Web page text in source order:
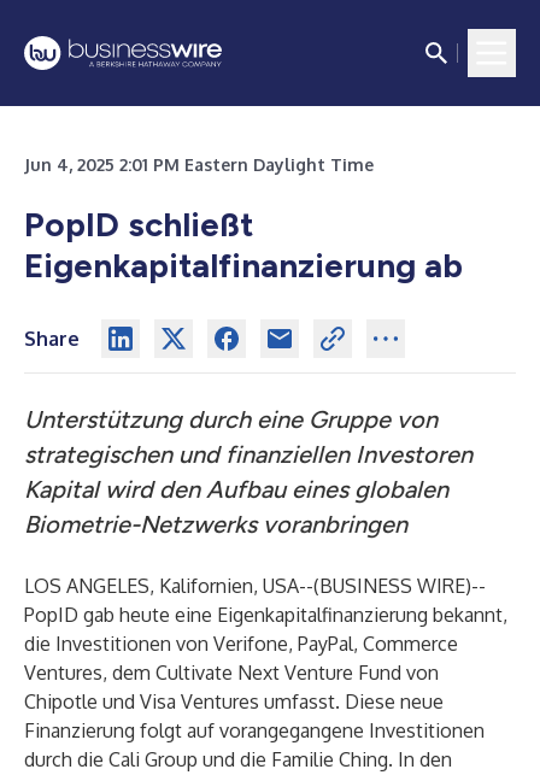
Jun 4, 2025 2:01 PM Eastern Daylight Time
PopID schließt
Eigenkapitalfinanzierung ab
Share
Unterstützung durch eine Gruppe von
strategischen und finanziellen Investoren
Kapital wird den Aufbau eines globalen
Biometrie-Netzwerks voranbringen
LOS ANGELES, Kalifornien, USA--(BUSINESS WIRE)--
PopID gab heute eine Eigenkapitalfinanzierung bekannt,
die Investitionen von Verifone, PayPal, Commerce
Ventures, dem Cultivate Next Venture Fund von
Chipotle und Visa Ventures umfasst. Diese neue
Finanzierung folgt auf vorangegangene Investitionen
durch die Cali Group und die Familie Ching. In den